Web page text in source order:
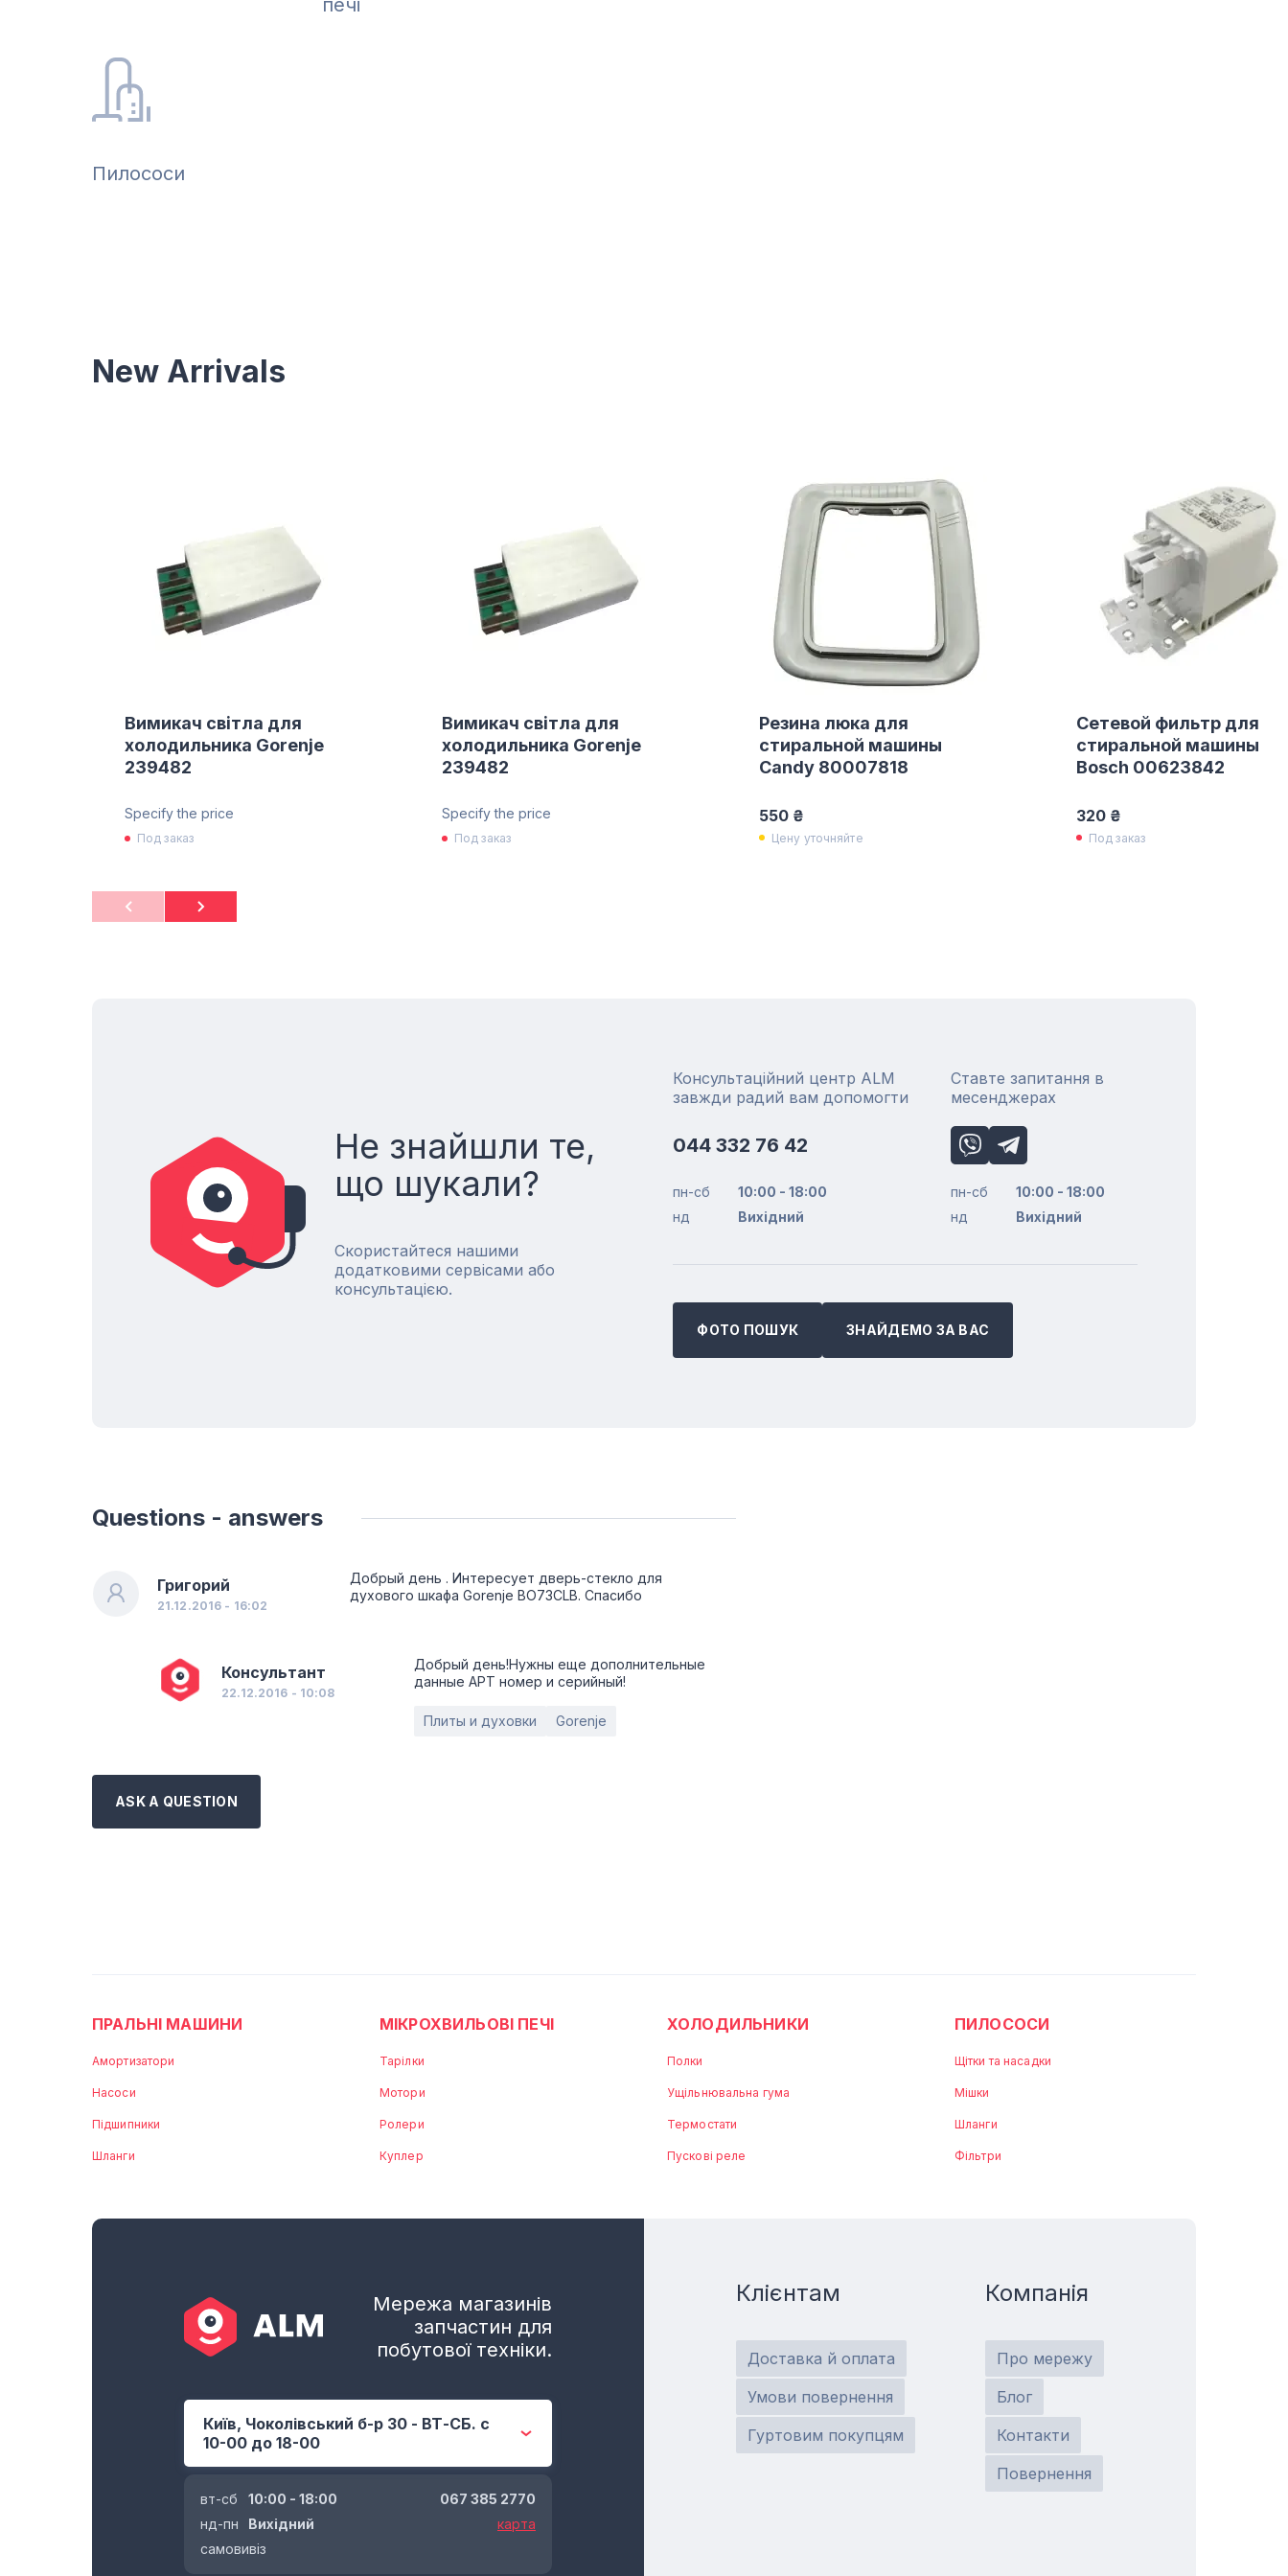
печі
Пилососи
New Arrivals
Вимикач світла для
холодильника Gorenje
239482
Specify the price
Под заказ
Вимикач світла для
холодильника Gorenje
239482
Specify the price
Под заказ
Резина люка для
стиральной машины
Candy 80007818
550 ₴
Цену уточняйте
Сетевой фильтр для
стиральной машины
Bosch 00623842
320 ₴
Под заказ
Не знайшли те,
що шукали?
Скористайтеся нашими
додатковими сервісами або
консультацією.
Консультаційний центр ALM
завжди радий вам допомогти
044 332 76 42
пн-сб
10:00 - 18:00
нд
Вихідний
Ставте запитання в
месенджерах
пн-сб
10:00 - 18:00
нд
Вихідний
ФОТО ПОШУК ЗНАЙДЕМО ЗА ВАС
Questions - answers
Григорий
21.12.2016 - 16:02
Добрый день . Интересует дверь-стекло для
духового шкафа Gorenje BO73CLB. Спасибо
Консультант
22.12.2016 - 10:08
Добрый день!Нужны еще дополнительные
данные АРТ номер и серийный!
Плиты и духовки Gorenje
ASK A QUESTION
ПРАЛЬНІ МАШИНИ
Амортизатори
Насоси
Підшипники
Шланги
МІКРОХВИЛЬОВІ ПЕЧІ
Тарілки
Мотори
Ролери
Куплер
ХОЛОДИЛЬНИКИ
Полки
Ущільнювальна гума
Термостати
Пускові реле
ПИЛОСОСИ
Щітки та насадки
Мішки
Шланги
Фільтри
Мережа магазинів
запчастин для
побутової техніки.
Київ, Чоколівський б-р 30 - ВТ-СБ. с
10-00 до 18-00
вт-сб
10:00 - 18:00
нд-пн
Вихідний
самовивіз
067 385 2770
карта
Клієнтам
Доставка й оплата
Умови повернення
Гуртовим покупцям
Компанія
Про мережу
Блог
Контакти
Повернення